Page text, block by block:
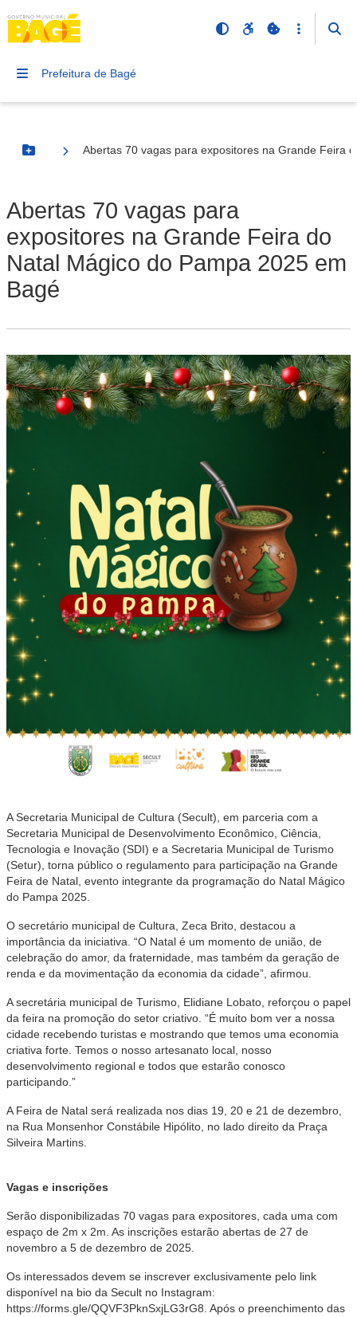
Prefeitura de Bagé
Botão Menu
Abertas 70 vagas para expositores na Grande Feira
Abertas 70 vagas para
expositores na Grande Feira do
Natal Mágico do Pampa 2025 em
Bagé
A Secretaria Municipal de Cultura (Secult), em parceria com a
Secretaria Municipal de Desenvolvimento Econômico, Ciência,
Tecnologia e Inovação (SDI) e a Secretaria Municipal de Turismo
(Setur), torna público o regulamento para participação na Grande
Feira de Natal, evento integrante da programação do Natal Mágico
do Pampa 2025.
O secretário municipal de Cultura, Zeca Brito, destacou a
importância da iniciativa. “O Natal é um momento de união, de
celebração do amor, da fraternidade, mas também da geração de
renda e da movimentação da economia da cidade”, afirmou.
A secretária municipal de Turismo, Elidiane Lobato, reforçou o papel
da feira na promoção do setor criativo. “É muito bom ver a nossa
cidade recebendo turistas e mostrando que temos uma economia
criativa forte. Temos o nosso artesanato local, nosso
desenvolvimento regional e todos que estarão conosco
participando.”
A Feira de Natal será realizada nos dias 19, 20 e 21 de dezembro,
na Rua Monsenhor Constábile Hipólito, no lado direito da Praça
Silveira Martins.
Vagas e inscrições
Serão disponibilizadas 70 vagas para expositores, cada uma com
espaço de 2m x 2m. As inscrições estarão abertas de 27 de
novembro a 5 de dezembro de 2025.
Os interessados devem se inscrever exclusivamente pelo link
disponível na bio da Secult no Instagram:
https://forms.gle/QQVF3PknSxjLG3rG8. Após o preenchimento das